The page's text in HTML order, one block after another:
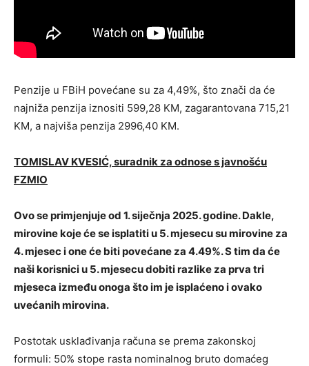
Penzije u FBiH povećane su za 4,49%, što znači da će
najniža penzija iznositi 599,28 KM, zagarantovana 715,21
KM, a najviša penzija 2996,40 KM.
TOMISLAV KVESIĆ, suradnik za odnose s javnošću
FZMIO
Ovo se primjenjuje od 1. siječnja 2025. godine. Dakle,
mirovine koje će se isplatiti u 5. mjesecu su mirovine za
4. mjesec i one će biti povećane za 4.49%. S tim da će
naši korisnici u 5. mjesecu dobiti razlike za prva tri
mjeseca između onoga što im je isplaćeno i ovako
uvećanih mirovina.
Postotak usklađivanja računa se prema zakonskoj
formuli: 50% stope rasta nominalnog bruto domaćeg